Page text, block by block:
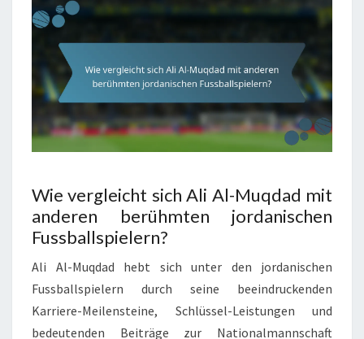
Wie vergleicht sich Ali Al-Muqdad mit
anderen berühmten jordanischen
Fussballspielern?
Ali Al-Muqdad hebt sich unter den jordanischen
Fussballspielern durch seine beeindruckenden
Karriere-Meilensteine, Schlüssel-Leistungen und
bedeutenden Beiträge zur Nationalmannschaft